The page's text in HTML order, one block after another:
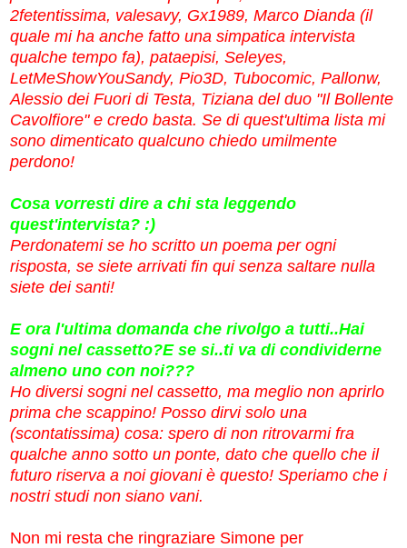
2fetentissima, valesavy, Gx1989, Marco Dianda (il
quale mi ha anche fatto una simpatica intervista
qualche tempo fa), pataepisi, Seleyes,
LetMeShowYouSandy, Pio3D, Tubocomic, Pallonw,
Alessio dei Fuori di Testa, Tiziana del duo "Il Bollente
Cavolfiore" e credo basta. Se di quest'ultima lista mi
sono dimenticato qualcuno chiedo umilmente
perdono!
Cosa vorresti dire a chi sta leggendo
quest'intervista? :)
Perdonatemi se ho scritto un poema per ogni
risposta, se siete arrivati fin qui senza saltare nulla
siete dei santi!
E ora l'ultima domanda che rivolgo a tutti..Hai
sogni nel cassetto?E se si..ti va di condividerne
almeno uno con noi???
Ho diversi sogni nel cassetto, ma meglio non aprirlo
prima che scappino! Posso dirvi solo una
(scontatissima) cosa: spero di non ritrovarmi fra
qualche anno sotto un ponte, dato che quello che il
futuro riserva a noi giovani è questo! Speriamo che i
nostri studi non siano vani.
Non mi resta che ringraziare Simone per